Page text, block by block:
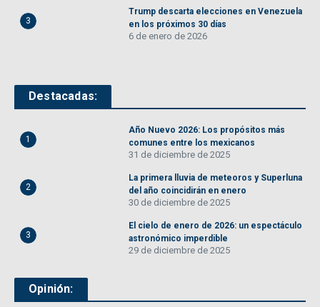
3
Trump descarta elecciones en Venezuela
en los próximos 30 días
6 de enero de 2026
Destacadas:
1
Año Nuevo 2026: Los propósitos más
comunes entre los mexicanos
31 de diciembre de 2025
2
La primera lluvia de meteoros y Superluna
del año coincidirán en enero
30 de diciembre de 2025
3
El cielo de enero de 2026: un espectáculo
astronómico imperdible
29 de diciembre de 2025
Opinión: